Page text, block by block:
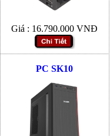
Giá : 16.790.000 VNĐ
PC SK10